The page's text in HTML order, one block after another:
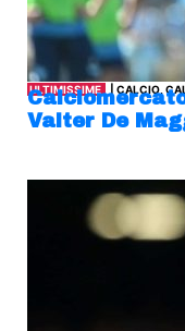
ULTIMISSIME | CALCIO,
Valter De